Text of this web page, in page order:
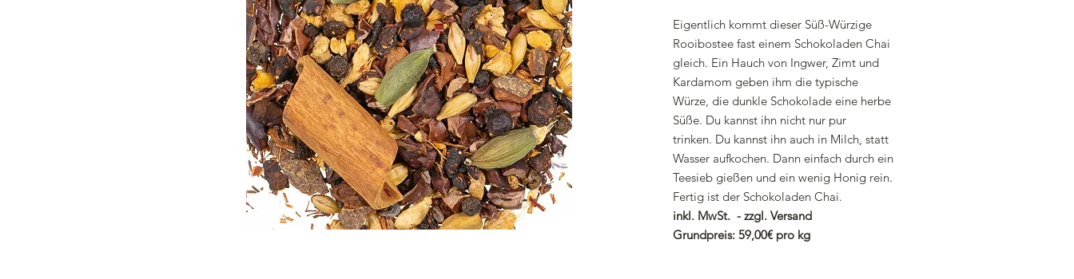
Eigentlich kommt dieser Süß-Würzige
Rooibostee fast einem Schokoladen Chai
gleich. Ein Hauch von Ingwer, Zimt und
Kardamom geben ihm die typische
Würze, die dunkle Schokolade eine herbe
Süße. Du kannst ihn nicht nur pur
trinken. Du kannst ihn auch in Milch, statt
Wasser aufkochen. Dann einfach durch ein
Teesieb gießen und ein wenig Honig rein.
Fertig ist der Schokoladen Chai.
inkl. MwSt. - zzgl. Versand
Grundpreis: 59,00€ pro kg